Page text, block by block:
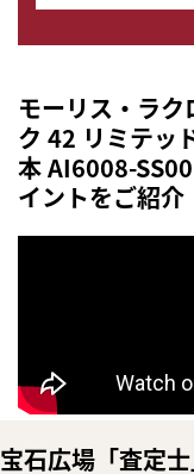
モーリス・ラク
ク 42 リミテッ
本 AI6008-
イントをご紹介
宝石広場「査定